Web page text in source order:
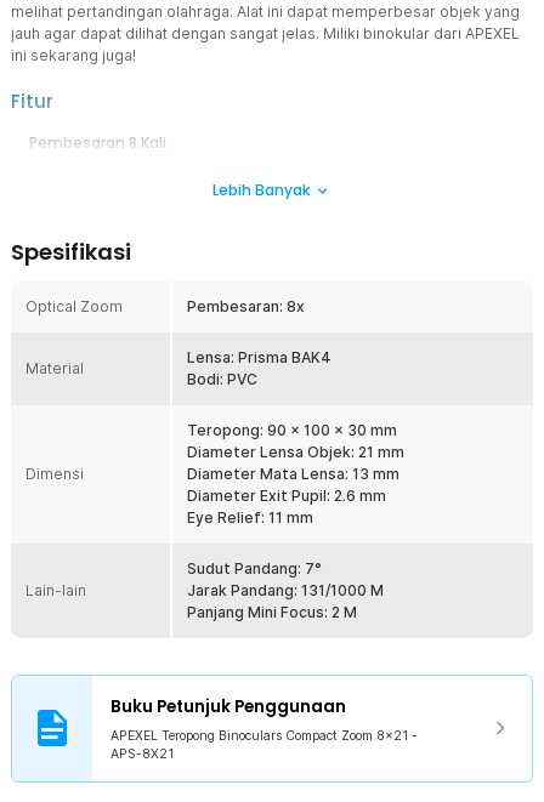
melihat pertandingan olahraga. Alat ini dapat memperbesar objek yang
jauh agar dapat dilihat dengan sangat jelas. Miliki binokular dari APEXEL
ini sekarang juga!
Fitur
Pembesaran 8 Kali
memperbesar objek hingga 8 kali dengan bidang pandang
Lensa Kaca Optical
mampu memberikan hasil penglihatan yang sangat jernih dan jelas.
memudahkan Anda membawa teropong ini. Anda juga dapat
mengalungkannya di leher menggunakan tali yang tersedia.
Kelengkapan Produk
1 x APEXEL Teropong Binoculars Compact Zoom 8x21 - APS-
8X21
Lebih Banyak
Spesifikasi
Optical Zoom Pembesaran: 8x
Material
Lensa: Prisma BAK4
Bodi: PVC
Dimensi
Teropong: 90 x 100 x 30 mm
Diameter Lensa Objek: 21 mm
Diameter Mata Lensa: 13 mm
Diameter Exit Pupil: 2.6 mm
Eye Relief: 11 mm
Lain-lain
Sudut Pandang: 7°
Jarak Pandang: 131/1000 M
Panjang Mini Focus: 2 M
Buku Petunjuk Penggunaan
APEXEL Teropong Binoculars Compact Zoom 8x21 -
APS-8X21